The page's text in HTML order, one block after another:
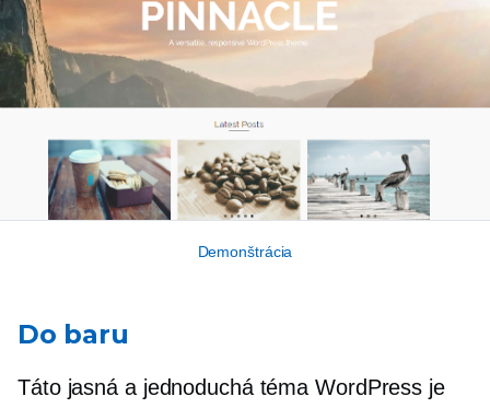
Demonštrácia
Do baru
Táto jasná a jednoduchá téma WordPress je